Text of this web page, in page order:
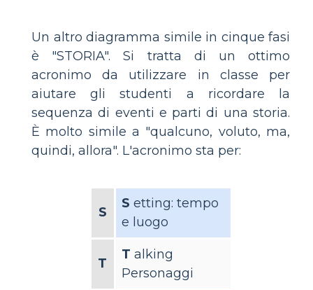
Un altro diagramma simile in cinque fasi
è "STORIA". Si tratta di un ottimo
acronimo da utilizzare in classe per
aiutare gli studenti a ricordare la
sequenza di eventi e parti di una storia.
È molto simile a "qualcuno, voluto, ma,
quindi, allora". L'acronimo sta per:
S
S etting: tempo
e luogo
T
T alking
Personaggi